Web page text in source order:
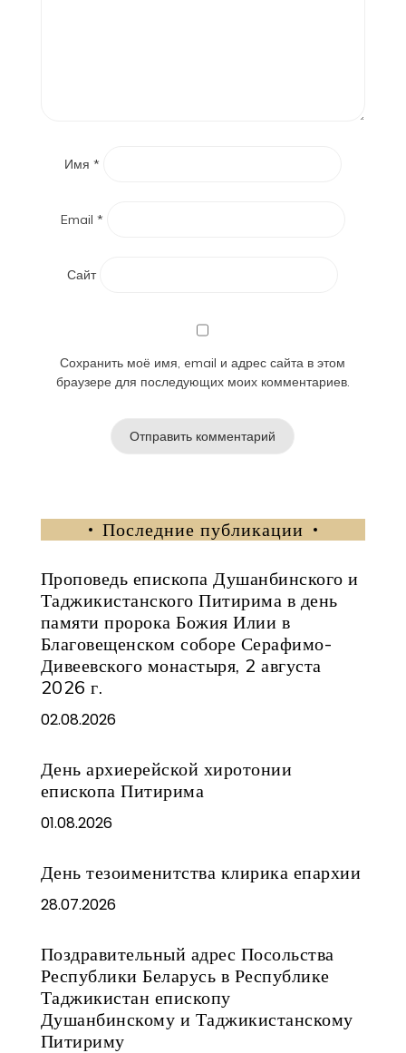
Имя *
Email *
Сайт
Сохранить моё имя, email и адрес сайта в этом
браузере для последующих моих комментариев.
Последние публикации
Проповедь епископа Душанбинского и
Таджикистанского Питирима в день
памяти пророка Божия Илии в
Благовещенском соборе Серафимо-
Дивеевского монастыря, 2 августа
2026 г.
02.08.2026
День архиерейской хиротонии
епископа Питирима
01.08.2026
День тезоименитства клирика епархии
28.07.2026
Поздравительный адрес Посольства
Республики Беларусь в Республике
Таджикистан епископу
Душанбинскому и Таджикистанскому
Питириму